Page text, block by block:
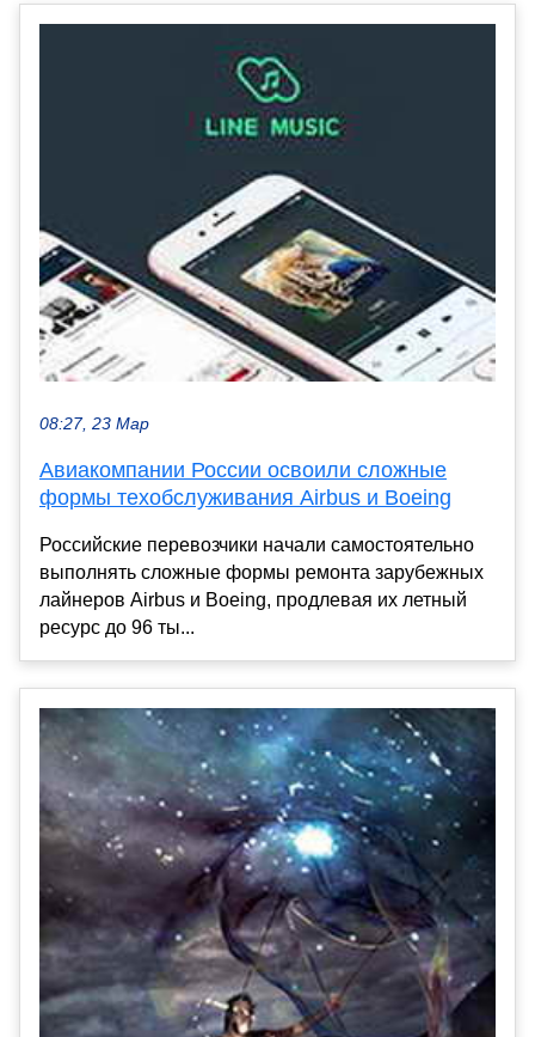
08:27, 23 Мар
Авиакомпании России освоили сложные
формы техобслуживания Airbus и Boeing
Российские перевозчики начали самостоятельно
выполнять сложные формы ремонта зарубежных
лайнеров Airbus и Boeing, продлевая их летный
ресурс до 96 ты...